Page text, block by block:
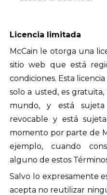
Licencia limitada
McCain le otorga una
sitio web que está
condiciones. Esta
solo a usted, es
mundo, y está
revocable y está
momento por parte de
ejemplo, cuando
alguno de estos
Salvo lo expresamente
acepta no reutilizar